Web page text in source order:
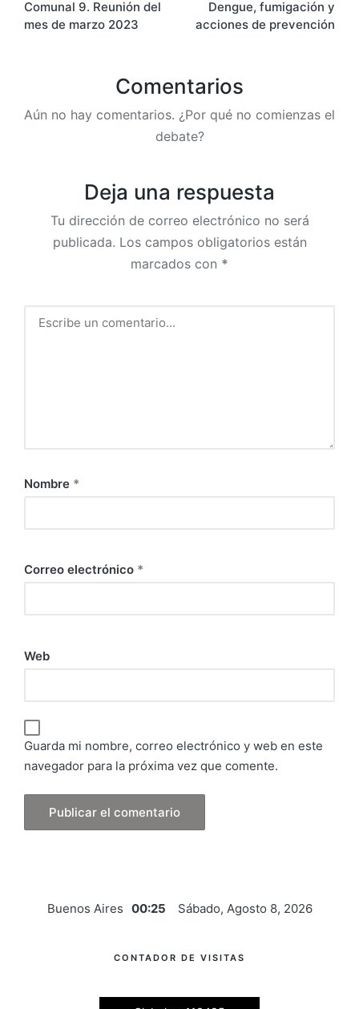
entradas
Comunal 9. Reunión del
mes de marzo 2023
Dengue, fumigación y
acciones de prevención
Comentarios
Aún no hay comentarios. ¿Por qué no comienzas el
debate?
Deja una respuesta
Tu dirección de correo electrónico no será
publicada. Los campos obligatorios están
marcados con *
Nombre *
Correo electrónico *
Web
Guarda mi nombre, correo electrónico y web en este
navegador para la próxima vez que comente.
Buenos Aires 00:25 Sábado, Agosto 8, 2026
CONTADOR DE VISITAS